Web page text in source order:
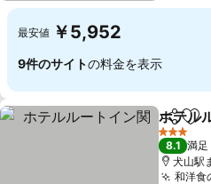
最安値 ￥5,952
9件のサイトの料金を表示
シェアお
ホテル
3 ホテルの
8.1 満足
犬山駅
和洋食